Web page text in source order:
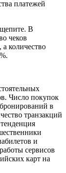
платежей
В
чеков
количество
Число покупок
в
транзакций
и
сервисов
карт на